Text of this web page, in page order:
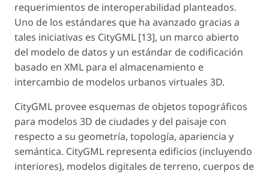
requerimientos de interoperabilidad planteados.
Uno de los estándares que ha avanzado gracias a
tales iniciativas es CityGML [13], un marco abierto
del modelo de datos y un estándar de codificación
basado en XML para el almacenamiento e
intercambio de modelos urbanos virtuales 3D.
CityGML provee esquemas de objetos topográficos
para modelos 3D de ciudades y del paisaje con
respecto a su geometría, topología, apariencia y
semántica. CityGML representa edificios (incluyendo
interiores), modelos digitales de terreno, cuerpos de